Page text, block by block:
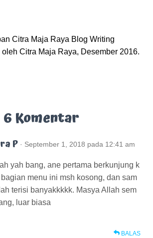
Citra Maja Raya Blog Writing
Citra Maja Raya, Desember 2016.
6 Komentar
P · September 1, 2018 pada 12:41 am
yah bang, ane pertama berkunjung k
menu ini msh kosong, dan sam
terisi banyakkkkk. Masya Allah sem
luar biasa
BALAS